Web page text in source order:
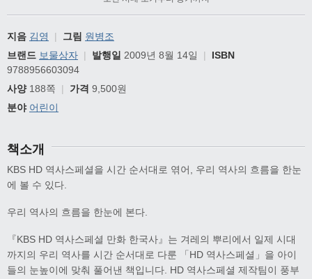
지음 김영 | 그림 원병조
브랜드 보물상자 | 발행일 2009년 8월 14일 |
ISBN
9788956603094
사양188쪽 | 가격 9,500원
분야 어린이
책소개
KBS HD 역사스페셜을 시간 순서대로 엮어, 우리 역사의 흐름을 한눈
에 볼 수 있다.
우리 역사의 흐름을 한눈에 본다.
『KBS HD 역사스페셜 만화 한국사』는 겨레의 뿌리에서 일제 시대
까지의 우리 역사를 시간 순서대로 다룬 「HD 역사스페셜」을 아이
들의 눈높이에 맞춰 풀어낸 책입니다. HD 역사스페셜 제작팀이 풍부